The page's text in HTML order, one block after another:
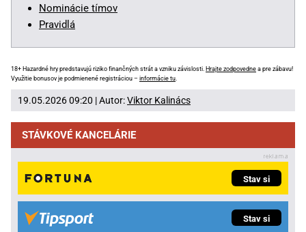
Nominácie tímov
Pravidlá
18+ Hazardné hry predstavujú riziko finančných strát a vzniku závislosti. Hrajte zodpovedne a pre zábavu!
Využitie bonusov je podmienené registráciou – informácie tu
19.05.2026 09:20 | Autor:Viktor Kalinács
STÁVKOVÉ KANCELÁRIE
Stav si
Stav si